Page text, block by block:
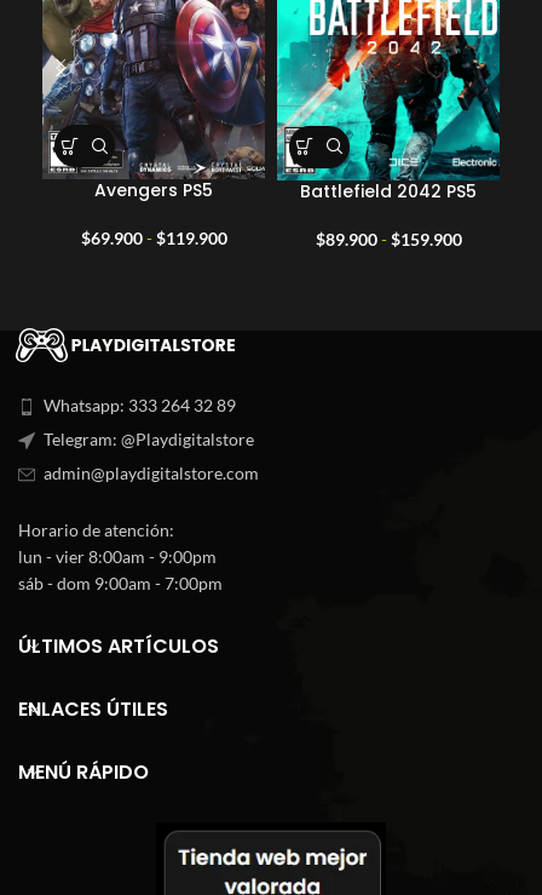
Avengers PS5
$69.900 - $119.900Rango
hasta
Battlefield 2042 PS5
$89.900 - $159.900Rango
Whatsapp: 333 264 32 89
Telegram: @Playdigitalstore
admin@playdigitalstore.com
Horario de atención:
lun - vier 8:00am - 9:00pm
sáb - dom 9:00am - 7:00pm
ÚLTIMOS ARTÍCULOS
ENLACES ÚTILES
MENÚ RÁPIDO